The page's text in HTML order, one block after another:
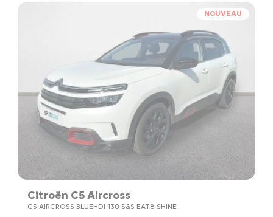
NOUVEAU
Citroën C5 Aircross
C5 AIRCROSS BLUEHDI 130 S&S EAT8 SHINE